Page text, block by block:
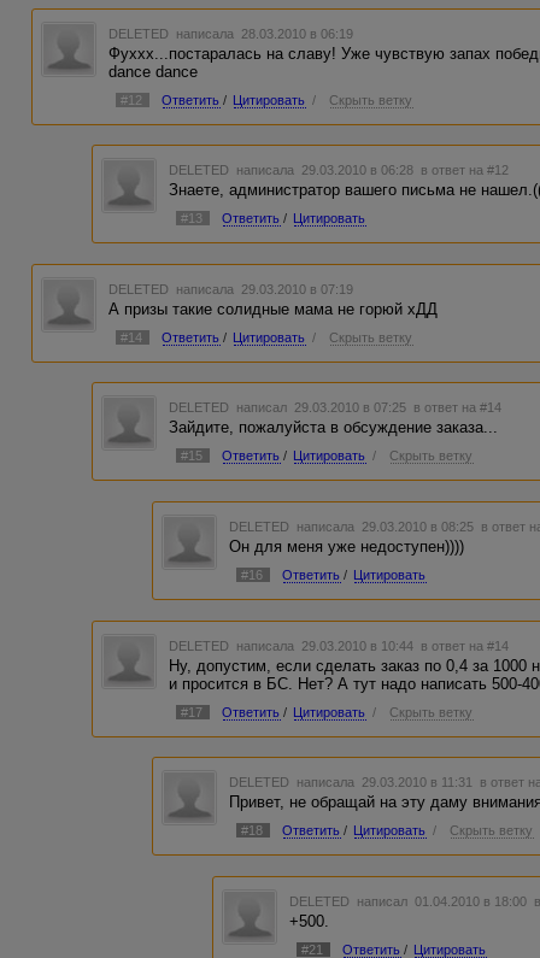
DELETED написала 28.03.2010 в 06:19
Фуххх...постаралась на славу! Уже чувствую запах
dance dance
#12 Ответить / Цитировать / Скрыть ветку
DELETED написала 29.03.2010 в 06:28 в ответ на #12
Знаете, администратор вашего письма не
#13 Ответить / Цитировать
DELETED написала 29.03.2010 в 07:19
А призы такие солидные мама не горюй хДД
#14 Ответить / Цитировать / Скрыть ветку
DELETED написал 29.03.2010 в 07:25 в ответ на #14
Зайдите, пожалуйста в обсуждение заказа...
#15 Ответить / Цитировать / Скрыть ветку
DELETED написала 29.03.2010 в 08:25 в ответ
Он для меня уже недоступен))))
#16 Ответить / Цитировать
DELETED написала 29.03.2010 в 10:44 в ответ на #14
Ну, допустим, если сделать заказ по 0,4 за 1000
и просится в БС. Нет? А тут надо написать 500-
#17 Ответить / Цитировать / Скрыть ветку
DELETED написала 29.03.2010 в 11:31 в ответ
Привет, не обращай на эту даму
#18 Ответить / Цитировать / Скрыть ветку
DELETED написал 01.04.2010 в 18:00
+500.
#21 Ответить / Цитировать